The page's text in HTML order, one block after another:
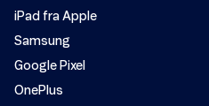
iPad fra Apple
Samsung
Google Pixel
OnePlus